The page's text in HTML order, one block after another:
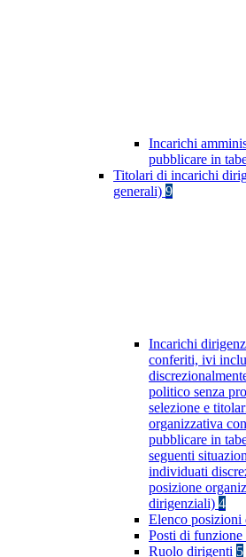
Incarichi
pubblicare in
Titolari di incarichi
generali) 9
Incarichi
conferiti, ivi
politico senza
selezione e
organizzativa
pubblicare in
seguenti
individuati
posizione
dirigenziali) 4
Elenco posizioni
Posti di
Ruolo dirigenti 5